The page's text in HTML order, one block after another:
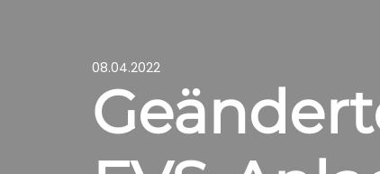
08.04.2022